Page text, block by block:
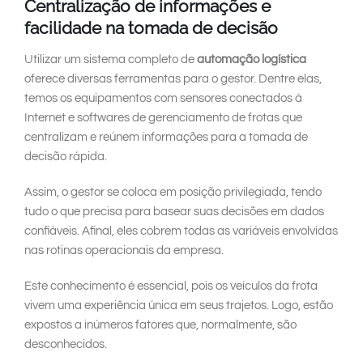
Centralização de informações e
facilidade na tomada de decisão
Utilizar um sistema completo de automação logística
oferece diversas ferramentas para o gestor. Dentre elas,
temos os equipamentos com sensores conectados à
Internet e softwares de gerenciamento de frotas que
centralizam e reúnem informações para a tomada de
decisão rápida.
Assim, o gestor se coloca em posição privilegiada, tendo
tudo o que precisa para basear suas decisões em dados
confiáveis. Afinal, eles cobrem todas as variáveis envolvidas
nas rotinas operacionais da empresa.
Este conhecimento é essencial, pois os veículos da frota
vivem uma experiência única em seus trajetos. Logo, estão
expostos a inúmeros fatores que, normalmente, são
desconhecidos.